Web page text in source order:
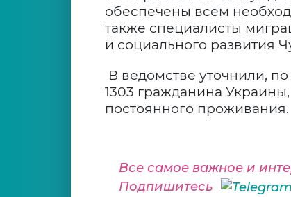
обеспечены всем
также специалисты
и социального развития
В ведомстве уточнили,
1303 гражданина
постоянного проживания.
Все самое важное и
Подпишитесь